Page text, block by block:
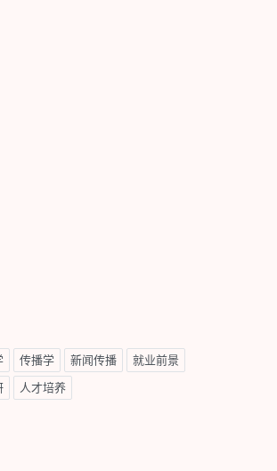
传播学 新闻传播 就业前景
人才培养